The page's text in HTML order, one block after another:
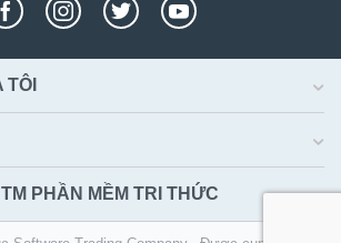
PHẦN MỀM TRI THỨC